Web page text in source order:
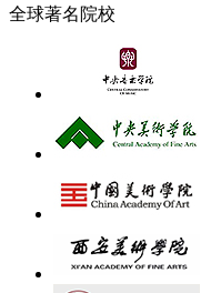
全球著名院校